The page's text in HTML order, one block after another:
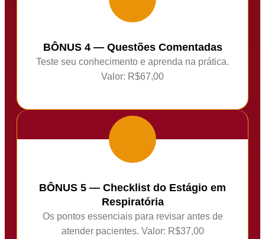
BÔNUS 4 — Questões Comentadas
Teste seu conhecimento e aprenda na prática.
Valor: R$67,00
BÔNUS 5 — Checklist do Estágio em
Respiratória
Os pontos essenciais para revisar antes de
atender pacientes. Valor: R$37,00